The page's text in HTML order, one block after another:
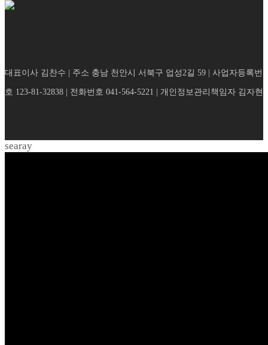
대표이사 김찬수 | 주소 충남 천안시 서북구 업성2길 59 | 사업자등록번
호 123-81-32838 | 전화번호 041-564-5221 | 개인정보관리책임자 김자현
searay